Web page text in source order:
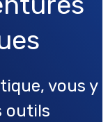
vous y
outils